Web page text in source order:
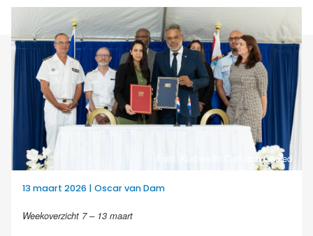
Foto: Kustwacht Caribisch Gebied
13 maart 2026 | Oscar van Dam
Weekoverzicht 7 – 13 maart